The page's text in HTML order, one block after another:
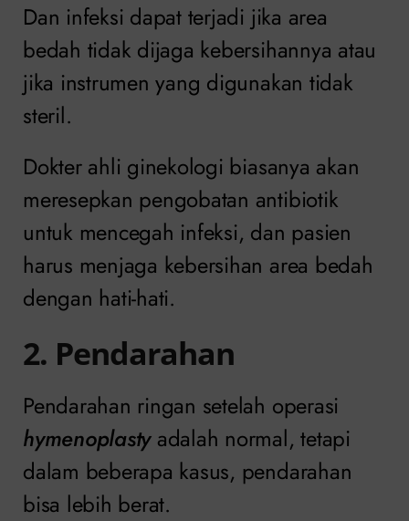
Dan infeksi dapat terjadi jika area
bedah tidak dijaga kebersihannya atau
jika instrumen yang digunakan tidak
steril.
Dokter ahli ginekologi biasanya akan
meresepkan pengobatan antibiotik
untuk mencegah infeksi, dan pasien
harus menjaga kebersihan area bedah
dengan hati-hati.
2. Pendarahan
Pendarahan ringan setelah operasi
hymenoplastyadalah normal, tetapi
dalam beberapa kasus, pendarahan
bisa lebih berat.